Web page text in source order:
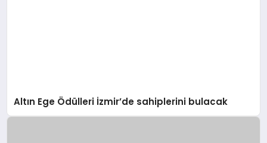
Altın Ege Ödülleri İzmir’de sahiplerini bulacak